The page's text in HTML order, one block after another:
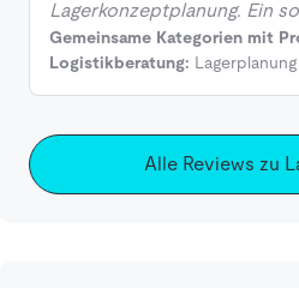
Lagerkonzeptplanung. Ein
Gemeinsame Kategorien mit
Logistikberatung: Lagerplanung
Alle Reviews zu